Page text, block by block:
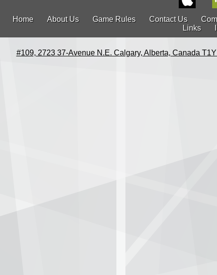
Home About Us Game Rules Contact Us
Links
#109, 2723 37-Avenue N.E. Calgary, Alberta, Canada